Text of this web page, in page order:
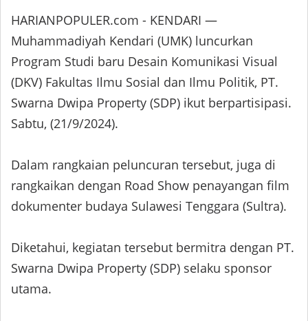
HARIANPOPULER.com - KENDARI —
Muhammadiyah Kendari (UMK) luncurkan
Program Studi baru Desain Komunikasi Visual
(DKV) Fakultas Ilmu Sosial dan Ilmu Politik, PT.
Swarna Dwipa Property (SDP) ikut berpartisipasi.
Sabtu, (21/9/2024).
Dalam rangkaian peluncuran tersebut, juga di
rangkaikan dengan Road Show penayangan film
dokumenter budaya Sulawesi Tenggara (Sultra).
Diketahui, kegiatan tersebut bermitra dengan PT.
Swarna Dwipa Property (SDP) selaku sponsor
utama.